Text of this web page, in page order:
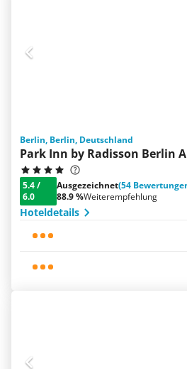
Berlin, Berlin, Deutschland
Park Inn by Radisson Berlin
5.4/
6.0
Ausgezeichnet(54
88.9 %Weiterempfehlung
Hoteldetails